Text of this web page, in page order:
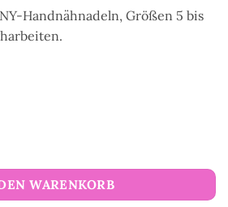
Handnähnadeln, Größen 5 bis
Menge
WARENKORB